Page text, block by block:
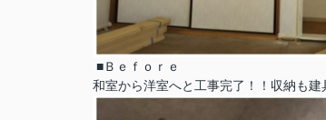
■Ｂｅｆｏ
和室から洋室へと工事完了！！収納も